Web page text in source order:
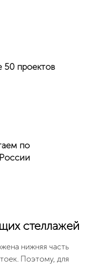
50 проектов
по
стеллажей
нижняя часть
Поэтому, для